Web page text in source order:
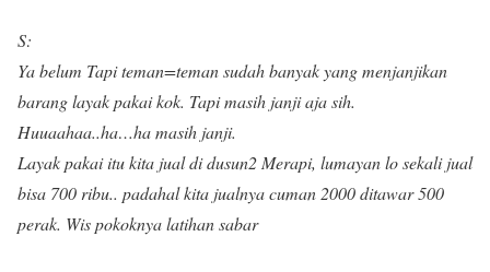
S:
Ya belum Tapi teman=teman sudah banyak yang menjanjikan
barang layak pakai kok. Tapi masih janji aja sih.
Huuaahaa..ha…ha masih janji.
Layak pakai itu kita jual di dusun2 Merapi, lumayan lo sekali jual
bisa 700 ribu.. padahal kita jualnya cuman 2000 ditawar 500
perak. Wis pokoknya latihan sabar